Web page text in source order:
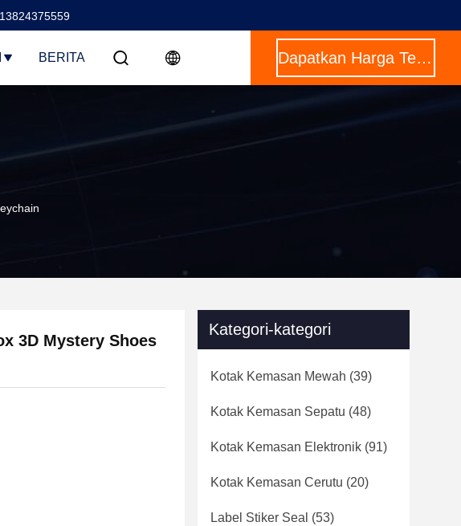
BERITA Dapatkan Harga Terbaik
3D Mystery Shoes
Kategori-kategori
Kotak Kemasan Mewah (39)
Kotak Kemasan Sepatu (48)
Kotak Kemasan Elektronik (91)
Kotak Kemasan Cerutu (20)
Label Stiker Seal (53)